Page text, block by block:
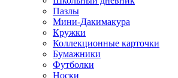
Пазлы
Мини-Дакимакура
Кружки
Коллекционные карточки
Бумажники
Футболки
Носки